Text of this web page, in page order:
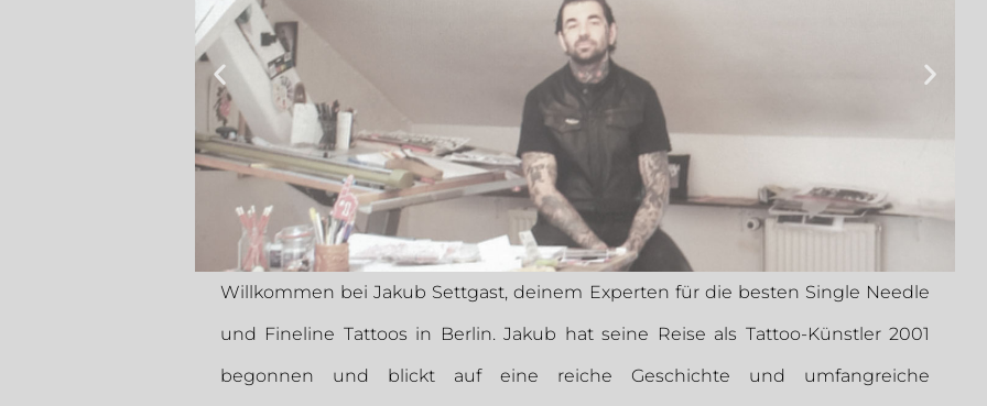
Willkommen bei Jakub Settgast, deinem Experten für die besten Single Needle
und Fineline Tattoos in Berlin. Jakub hat seine Reise als Tattoo-Künstler 2001
begonnen und blickt auf eine reiche Geschichte und umfangreiche